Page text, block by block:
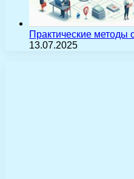
Практические методы
13.07.2025